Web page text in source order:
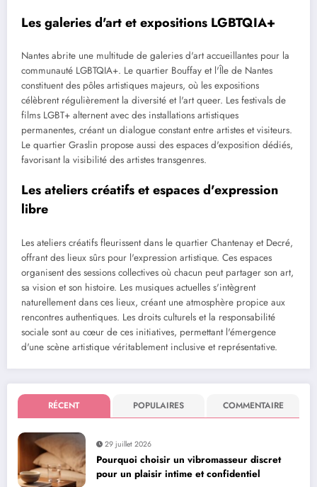
Les galeries d'art et expositions LGBTQIA+
Nantes abrite une multitude de galeries d'art accueillantes pour la
communauté LGBTQIA+. Le quartier Bouffay et l'Île de Nantes
constituent des pôles artistiques majeurs, où les expositions
célèbrent régulièrement la diversité et l'art queer. Les festivals de
films LGBT+ alternent avec des installations artistiques
permanentes, créant un dialogue constant entre artistes et visiteurs.
Le quartier Graslin propose aussi des espaces d'exposition dédiés,
favorisant la visibilité des artistes transgenres.
Les ateliers créatifs et espaces d'expression
libre
Les ateliers créatifs fleurissent dans le quartier Chantenay et Decré,
offrant des lieux sûrs pour l'expression artistique. Ces espaces
organisent des sessions collectives où chacun peut partager son art,
sa vision et son histoire. Les musiques actuelles s'intègrent
naturellement dans ces lieux, créant une atmosphère propice aux
rencontres authentiques. Les droits culturels et la responsabilité
sociale sont au cœur de ces initiatives, permettant l'émergence
d'une scène artistique véritablement inclusive et représentative.
RÉCENT POPULAIRES COMMENTAIRE
29 juillet 2026
Pourquoi choisir un vibromasseur discret
pour un plaisir intime et confidentiel